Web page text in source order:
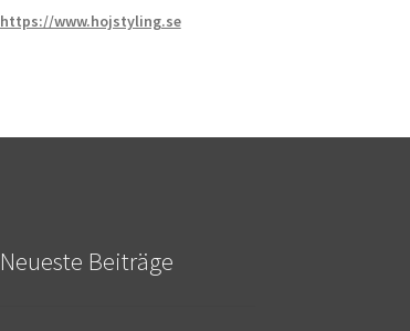
https://www.hojstyling.se
Neueste Beiträge